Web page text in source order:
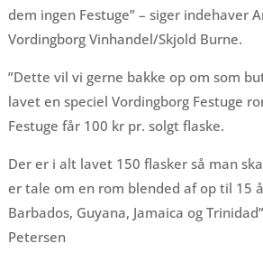
dem ingen Festuge” – siger indehaver
Vordingborg Vinhandel/Skjold Burne.
”Dette vil vi gerne bakke op om som
lavet en speciel Vordingborg Festuge
Festuge får 100 kr pr. solgt flaske.
Der er i alt lavet 150 flasker så man
er tale om en rom blended af op til 15
Barbados, Guyana, Jamaica og
Petersen